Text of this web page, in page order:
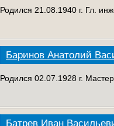
Родился 21.08.1940 г. Гл.
Баринов Анатолий
Родился 02.07.1928 г.
Батрев Иван